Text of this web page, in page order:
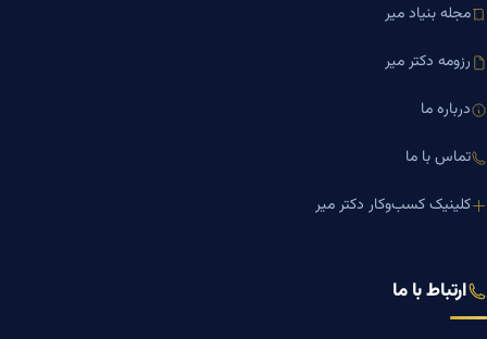
مجله بنیاد میر
رزومه دکتر میر
درباره ما
تماس با ما
کلینیک کسب‌وکار دکتر میر
ارتباط با ما